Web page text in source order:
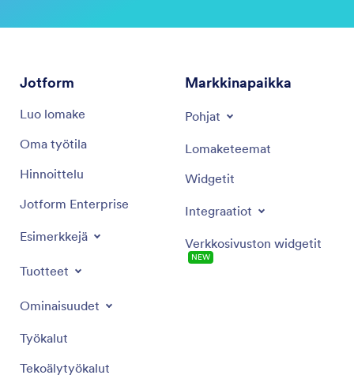
Jotform
Luo lomake
Oma työtila
Hinnoittelu
Jotform Enterprise
Esimerkkejä
Tuotteet
Ominaisuudet
Työkalut
Tekoälytyökalut
Markkinapaikka
Pohjat
Lomaketeemat
Widgetit
Integraatiot
Verkkosivuston widgetit
NEW